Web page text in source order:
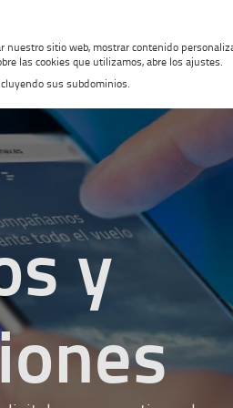
y
sitio web, mostrar contenido
las cookies que utilizamos, abre los ajustes.
sus subdominios.